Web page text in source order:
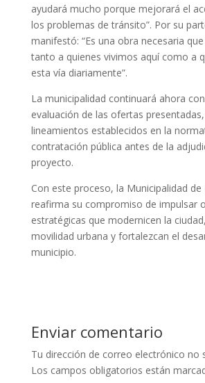
ayudará mucho porque mejorará el
los problemas de tránsito”. Por su
manifestó: “Es una obra necesaria
tanto a quienes vivimos aquí como a
esta vía diariamente”.
La municipalidad continuará ahora
evaluación de las ofertas
lineamientos establecidos en la
contratación pública antes de la
proyecto.
Con este proceso, la Municipalidad
reafirma su compromiso de impulsar
estratégicas que modernicen la
movilidad urbana y fortalezcan el
municipio.
Enviar comentario
Tu dirección de correo electrónico no
Los campos obligatorios están